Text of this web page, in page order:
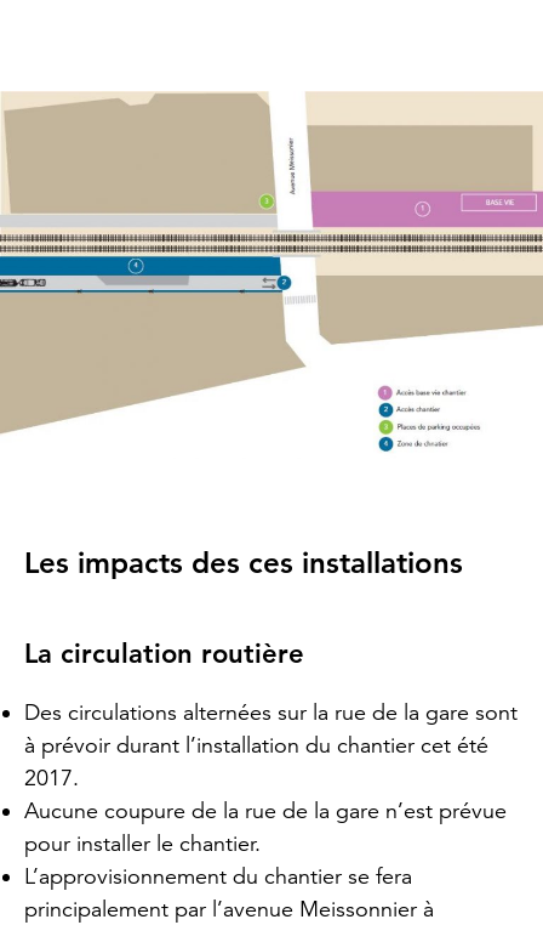
Les impacts des ces installations
La circulation routière
Des circulations alternées sur la rue de la gare sont
à prévoir durant l’installation du chantier cet été
2017.
Aucune coupure de la rue de la gare n’est prévue
pour installer le chantier.
L’approvisionnement du chantier se fera
principalement par l’avenue Meissonnier à